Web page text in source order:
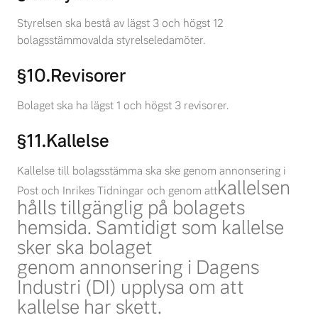
Styrelsen ska bestå av lägst 3 och högst 12
bolagsstämmovalda styrelseledamöter.
§10.Revisorer
Bolaget ska ha lägst 1 och högst 3 revisorer.
§11.Kallelse
Kallelse till bolagsstämma ska ske genom annonsering i
Post och Inrikes Tidningar och genom attkallelsen
hålls tillgänglig på bolagets
hemsida. Samtidigt som kallelse
sker ska bolaget
genom annonsering i Dagens
Industri (DI) upplysa om att
kallelse har skett.